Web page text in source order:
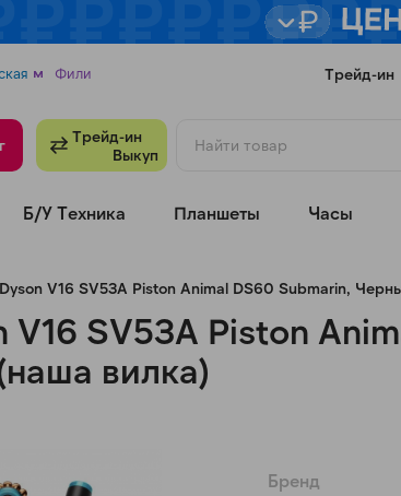
Фили Трейд-ин
Трейд-ин
Выкуп
Б/У Техника Планшеты Часы
V16 SV53A Piston Animal DS60 Submarin,
SV53A Piston
вилка)
Бренд